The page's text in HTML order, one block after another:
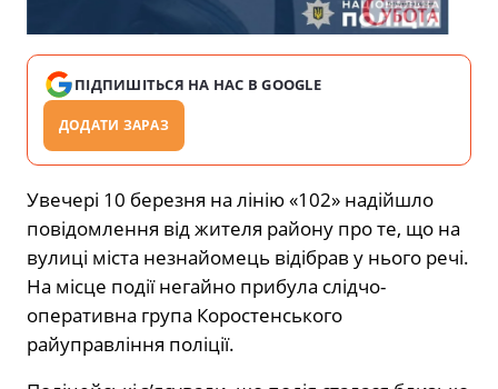
ПІДПИШІТЬСЯ НА НАС В GOOGLE
ДОДАТИ ЗАРАЗ
Увечері 10 березня на лінію «102» надійшло
повідомлення від жителя району про те, що на
вулиці міста незнайомець відібрав у нього речі.
На місце події негайно прибула слідчо-
оперативна група Коростенського
райуправління поліції.